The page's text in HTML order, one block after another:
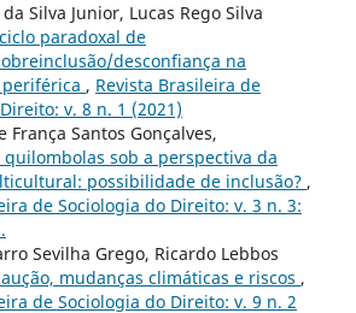
Silva Junior, Lucas Rego Silva
paradoxal de
desconfiança na
, Revista Brasileira de
v. 8 n. 1 (2021)
França Santos Gonçalves,
sob a perspectiva da
possibilidade de inclusão? ,
de Sociologia do Direito: v. 3 n. 3:
Sevilha Grego, Ricardo Lebbos
mudanças climáticas e riscos ,
de Sociologia do Direito: v. 9 n. 2